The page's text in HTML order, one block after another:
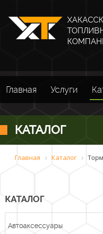
Главная Услуги
КАТАЛОГ
Главная Каталог
КАТАЛОГ
Автоаксессуары